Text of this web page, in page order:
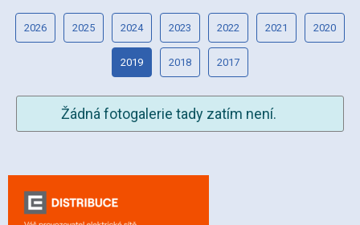
2026 2025 2024 2023 2022 2021 2020
2019 2018 2017
Žádná fotogalerie tady zatím není.